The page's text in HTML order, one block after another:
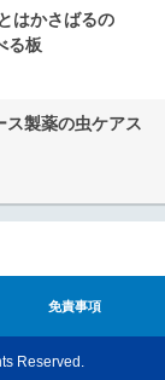
はかさばるの
る板
ス製薬の虫ケアス
免責事項
Reserved.